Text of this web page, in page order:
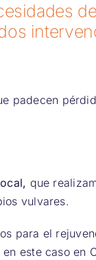
padecen
que
vulvares.
para el
este caso en